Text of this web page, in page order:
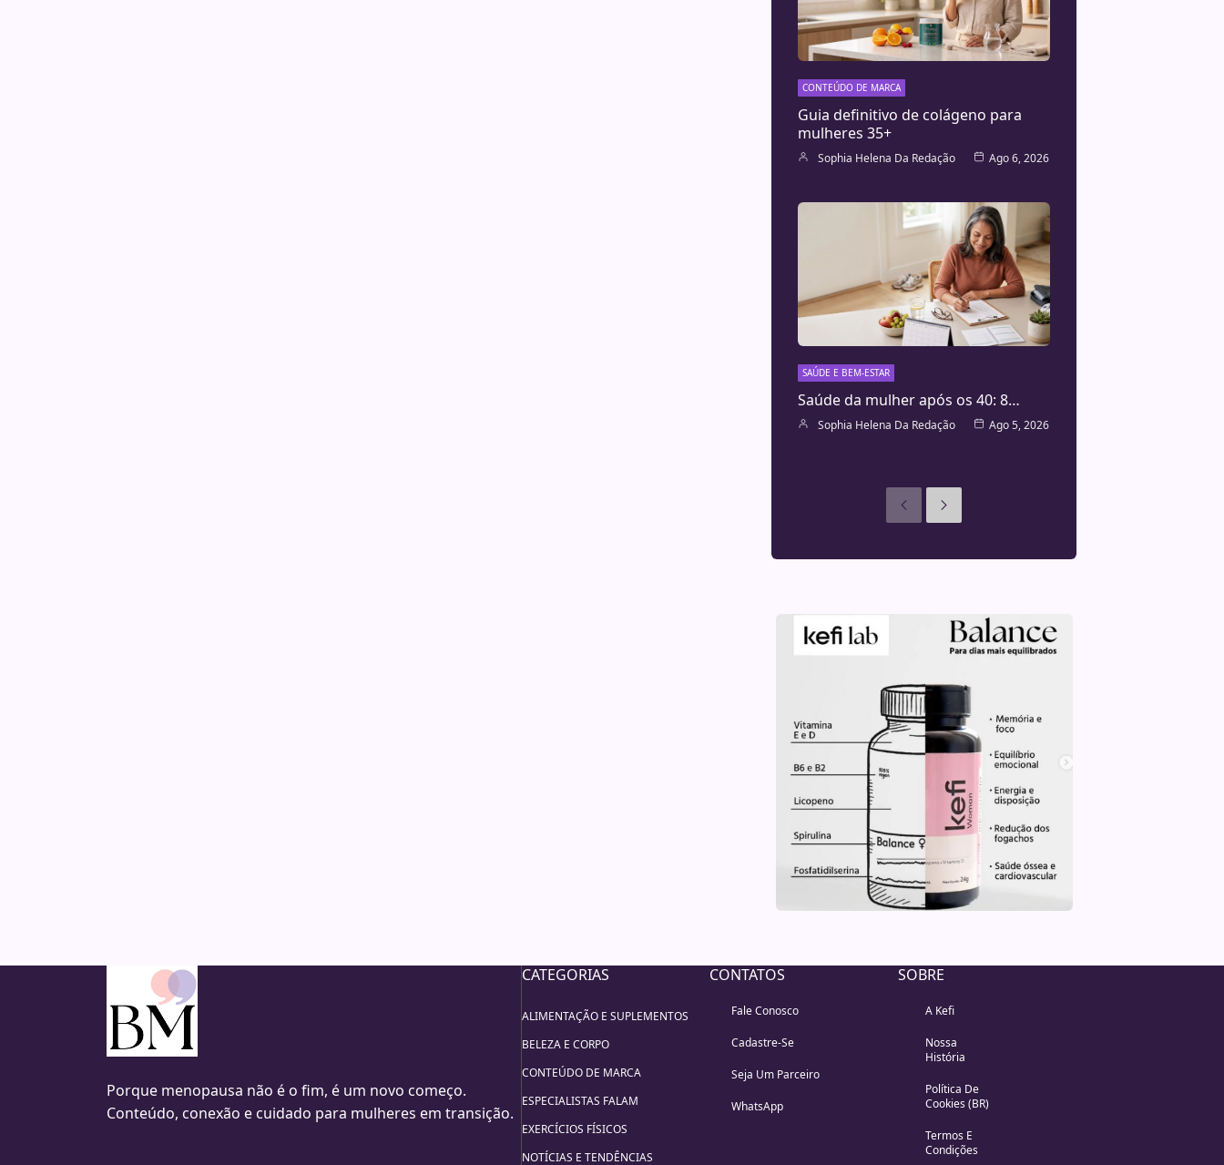
CONTEÚDO DE MARCA
Guia definitivo de colágeno para
mulheres 35+
Sophia Helena Da Redação Ago 6, 2026
SAÚDE E BEM-ESTAR
Saúde da mulher após os 40: 8…
Sophia Helena Da Redação Ago 5, 2026
AnterioresSeguinte
Porque menopausa não é o fim, é um novo começo.
Conteúdo, conexão e cuidado para mulheres em transição.
CATEGORIAS
ALIMENTAÇÃO E SUPLEMENTOS
BELEZA E CORPO
CONTEÚDO DE MARCA
ESPECIALISTAS FALAM
EXERCÍCIOS FÍSICOS
NOTÍCIAS E TENDÊNCIAS
CONTATOS
Fale Conosco
Cadastre-Se
Seja Um Parceiro
WhatsApp
SOBRE
A Kefi
Nossa
História
Política De
Cookies (BR)
Termos E
Condições